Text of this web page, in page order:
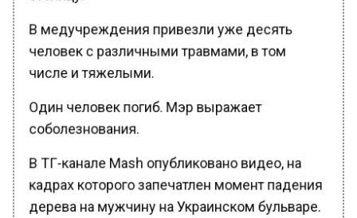
В медучреждения привезли уже десять
человек с различными травмами, в том
числе и тяжелыми.
Один человек погиб. Мэр выражает
соболезнования.
В ТГ-канале Mash опубликовано видео, на
кадрах которого запечатлен момент падения
дерева на мужчину на Украинском бульваре.